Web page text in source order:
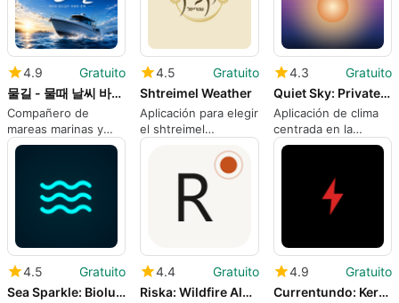
4.9
Gratuito
물길 - 물때 날씨 바다낚시 해도 보팅
Compañero de
mareas marinas y
clima para
navegantes
coreanos
4.5
Gratuito
Shtreimel Weather
Aplicación para elegir
el shtreimel
adecuado
4.3
Gratuito
Quiet Sky: Private Weather
Aplicación de clima
centrada en la
privacidad para
4.5
Gratuito
Sea Sparkle: Bioluminescence
4.4
Gratuito
Riska: Wildfire Alerts
4.9
Gratuito
Currentundo: Kerala Power Map